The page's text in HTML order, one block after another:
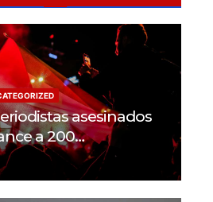
asesinados
a 200
la prensa muertos